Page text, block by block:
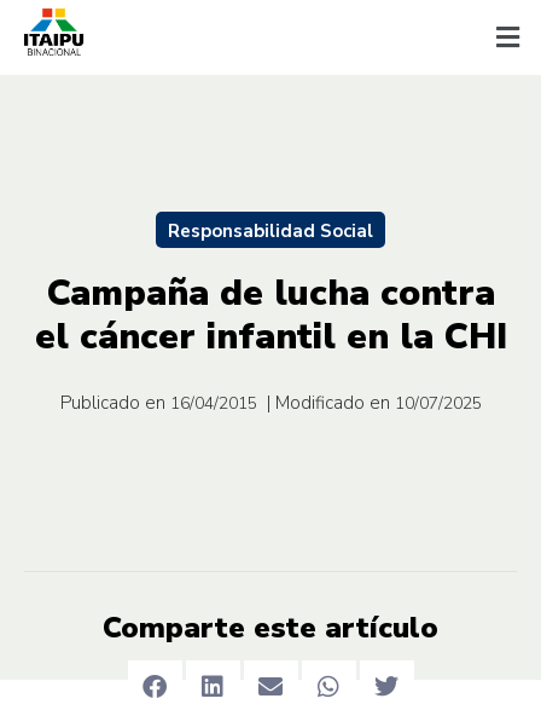
Responsabilidad Social
Campaña de lucha contra
el cáncer infantil en la CHI
Publicado en 16/04/2015 | Modificado en 10/07/2025
Comparte este artículo